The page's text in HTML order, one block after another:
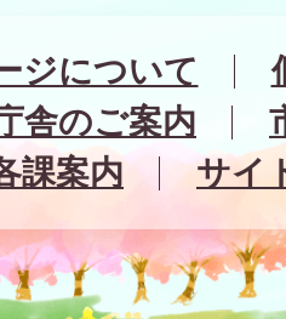
ジについて
舎のご案内
課案内
サイ